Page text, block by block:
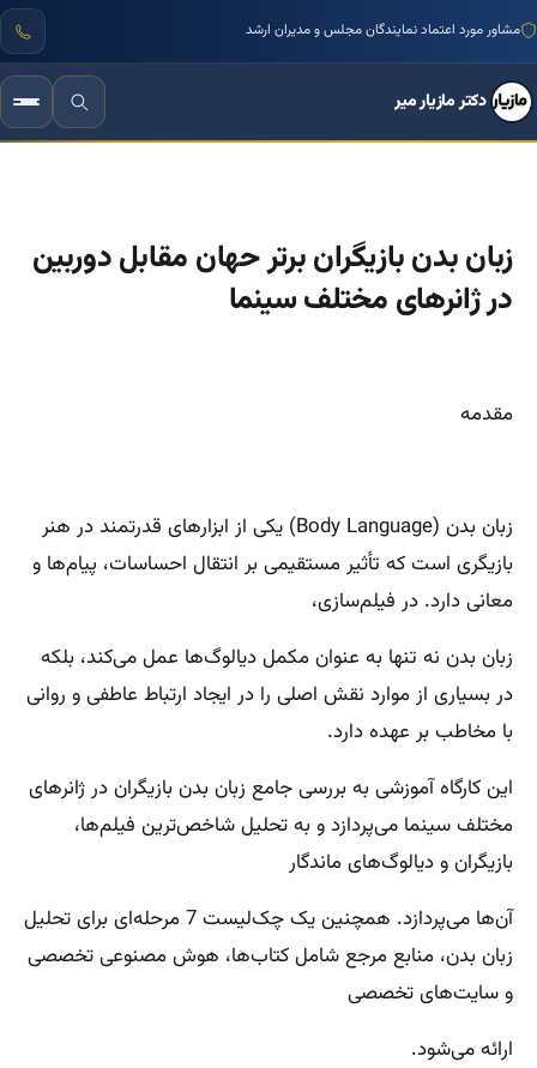
مشاور مورد اعتماد نمایندگان مجلس و مدیران ارشد
دکتر مازیار میر
زبان بدن بازیگران برتر حهان مقابل دوربین
در ژانرهای مختلف سینما
مقدمه
زبان بدن (Body Language) یکی از ابزارهای قدرتمند در هنر
بازیگری است که تأثیر مستقیمی بر انتقال احساسات، پیام‌ها و
معانی دارد. در فیلم‌سازی،
زبان بدن نه تنها به عنوان مکمل دیالوگ‌ها عمل می‌کند، بلکه
در بسیاری از موارد نقش اصلی را در ایجاد ارتباط عاطفی و روانی
با مخاطب بر عهده دارد.
این کارگاه آموزشی به بررسی جامع زبان بدن بازیگران در ژانرهای
مختلف سینما می‌پردازد و به تحلیل شاخص‌ترین فیلم‌ها،
بازیگران و دیالوگ‌های ماندگار
آن‌ها می‌پردازد. همچنین یک چک‌لیست 7 مرحله‌ای برای تحلیل
زبان بدن، منابع مرجع شامل کتاب‌ها، هوش مصنوعی تخصصی
و سایت‌های تخصصی
ارائه می‌شود.